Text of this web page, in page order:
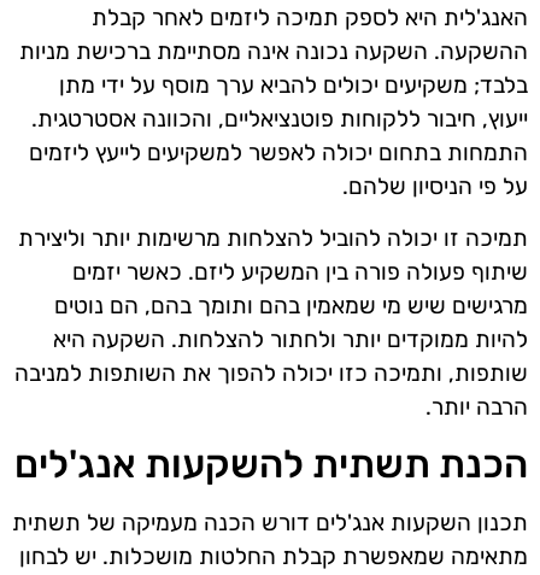
האנג'לית היא לספק תמיכה ליזמים לאחר קבלת
ההשקעה. השקעה נכונה אינה מסתיימת ברכישת מניות
בלבד; משקיעים יכולים להביא ערך מוסף על ידי מתן
ייעוץ, חיבור ללקוחות פוטנציאליים, והכוונה אסטרטגית.
התמחות בתחום יכולה לאפשר למשקיעים לייעץ ליזמים
על פי הניסיון שלהם.
תמיכה זו יכולה להוביל להצלחות מרשימות יותר וליצירת
שיתוף פעולה פורה בין המשקיע ליזם. כאשר יזמים
מרגישים שיש מי שמאמין בהם ותומך בהם, הם נוטים
להיות ממוקדים יותר ולחתור להצלחות. השקעה היא
שותפות, ותמיכה כזו יכולה להפוך את השותפות למניבה
הרבה יותר.
הכנת תשתית להשקעות אנג'לים
תכנון השקעות אנג'לים דורש הכנה מעמיקה של תשתית
מתאימה שמאפשרת קבלת החלטות מושכלות. יש לבחון